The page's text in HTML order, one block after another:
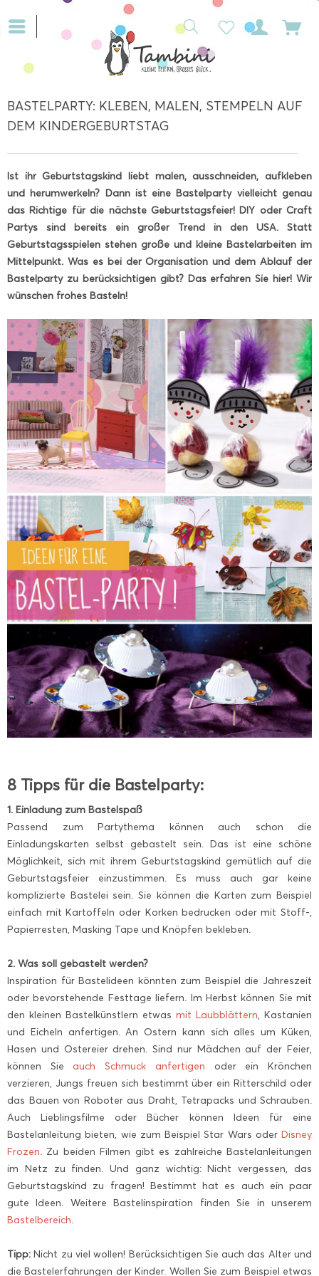
BASTELPARTY: KLEBEN, MALEN, STEMPELN AUF
DEM KINDERGEBURTSTAG
Ist ihr Geburtstagskind liebt malen, ausschneiden, aufkleben
und herumwerkeln? Dann ist eine Bastelparty vielleicht genau
das Richtige für die nächste Geburtstagsfeier! DIY oder Craft
Partys sind bereits ein großer Trend in den USA. Statt
Geburtstagsspielen stehen große und kleine Bastelarbeiten im
Mittelpunkt. Was es bei der Organisation und dem Ablauf der
Bastelparty zu berücksichtigen gibt? Das erfahren Sie hier! Wir
wünschen frohes Basteln!
8 Tipps für die Bastelparty:
1. Einladung zum Bastelspaß
Passend zum Partythema können auch schon die
Einladungskarten selbst gebastelt sein. Das ist eine schöne
Möglichkeit, sich mit ihrem Geburtstagskind gemütlich auf die
Geburtstagsfeier einzustimmen. Es muss auch gar keine
komplizierte Bastelei sein. Sie können die Karten zum Beispiel
einfach mit Kartoffeln oder Korken bedrucken oder mit Stoff-,
Papierresten, Masking Tape und Knöpfen bekleben.
2. Was soll gebastelt werden?
Inspiration für Bastelideen könnten zum Beispiel die Jahreszeit
oder bevorstehende Festtage liefern. Im Herbst können Sie mit
den kleinen Bastelkünstlern etwas mit Laubblättern, Kastanien
und Eicheln anfertigen. An Ostern kann sich alles um Küken,
Hasen und Ostereier drehen. Sind nur Mädchen auf der Feier,
können Sieauch Schmuck anfertigen oder ein Krönchen
verzieren, Jungs freuen sich bestimmt über ein Ritterschild oder
das Bauen von Roboter aus Draht, Tetrapacks und Schrauben.
Auch Lieblingsfilme oder Bücher können Ideen für eine
Bastelanleitung bieten, wie zum Beispiel Star Wars oder Disney
Frozen. Zu beiden Filmen gibt es zahlreiche Bastelanleitungen
im Netz zu finden. Und ganz wichtig: Nicht vergessen, das
Geburtstagskind zu fragen! Bestimmt hat es auch ein paar
gute Ideen. Weitere Bastelinspiration finden Sie in unserem
Bastelbereich.
Tipp: Nicht zu viel wollen! Berücksichtigen Sie auch das Alter und
die Bastelerfahrungen der Kinder. Wollen Sie zum Beispiel etwas